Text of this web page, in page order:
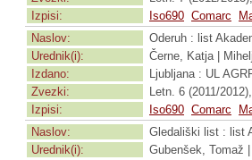
Izpisi:
Iso690 Comarc
Naslov:
Oderuh : list
Urednik(i):
Černe, Katja |
Izdano:
Ljubljana : UL
Zvezki:
Letn. 6 (2011/
Izpisi:
Iso690 Comarc
Naslov:
Gledališki list : list
Urednik(i):
Gubenšek, Tomaž